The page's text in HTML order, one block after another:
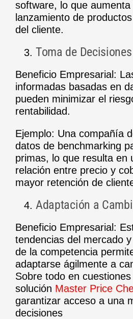
software, lo que
lanzamiento de
del cliente.
Toma de
Beneficio Empresarial:
informadas basadas en
pueden minimizar el
rentabilidad.
Ejemplo: Una compañía
datos de benchmarking
primas, lo que resulta en
relación entre precio y
mayor retención de
Adaptación a
Beneficio Empresarial:
tendencias del mercado
de la competencia
adaptarse ágilmente a
Sobre todo en
solución Master Price
garantizar acceso a una
decisiones